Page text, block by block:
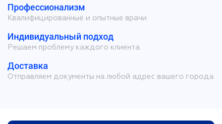
Профессионализм
Квалифицированные и опытные врачи
Индивидуальный подход
Решаем проблему каждого клиента
Доставка
Отправляем документы на любой адрес вашего города